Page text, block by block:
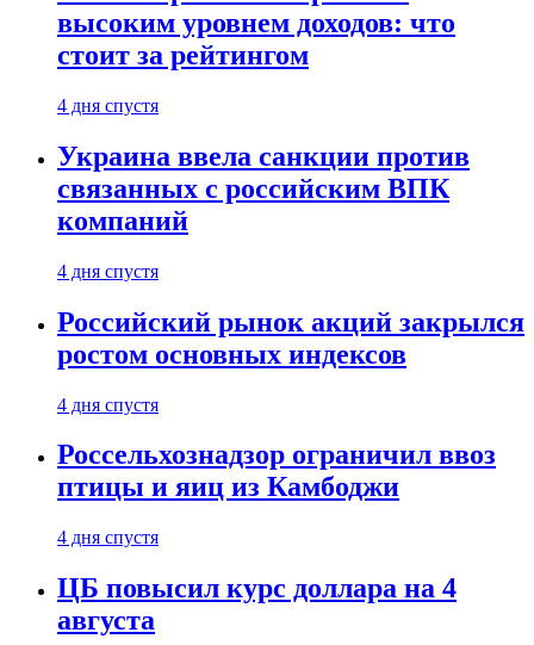
высоким уровнем доходов: что
стоит за рейтингом
4 дня спустя
Украина ввела санкции против
связанных с российским ВПК
компаний
4 дня спустя
Российский рынок акций закрылся
ростом основных индексов
4 дня спустя
Россельхознадзор ограничил ввоз
птицы и яиц из Камбоджи
4 дня спустя
ЦБ повысил курс доллара на 4
августа